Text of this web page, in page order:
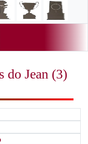
do Jean (3)